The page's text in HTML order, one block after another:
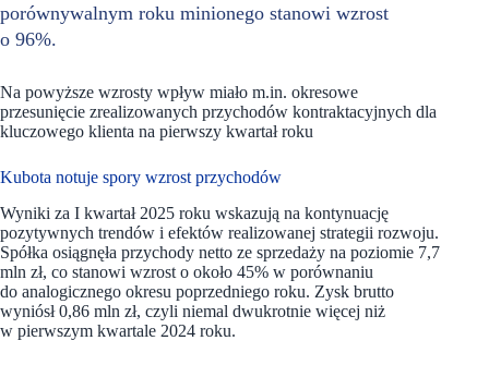
porównywalnym roku minionego stanowi wzrost
o 96%.
Na powyższe wzrosty wpływ miało m.in. okresowe
przesunięcie zrealizowanych przychodów kontraktacyjnych dla
kluczowego klienta na pierwszy kwartał roku
Kubota notuje spory wzrost przychodów
Wyniki za I kwartał 2025 roku wskazują na kontynuację
pozytywnych trendów i efektów realizowanej strategii rozwoju.
Spółka osiągnęła przychody netto ze sprzedaży na poziomie 7,7
mln zł, co stanowi wzrost o około 45% w porównaniu
do analogicznego okresu poprzedniego roku. Zysk brutto
wyniósł 0,86 mln zł, czyli niemal dwukrotnie więcej niż
w pierwszym kwartale 2024 roku.